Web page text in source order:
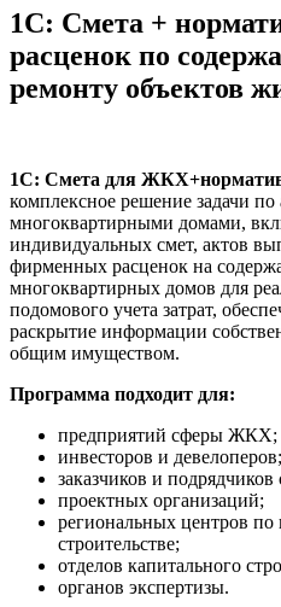
1С: Смета +
расценок по
ремонту объектов
1С: Смета для
комплексное решение задачи
многоквартирными домами,
индивидуальных смет, актов
фирменных расценок на
многоквартирных домов для
подомового учета затрат,
раскрытие информации
общим имуществом.
Программа подходит для:
предприятий сферы ЖКХ;
инвесторов и девелоперов;
заказчиков и подрядчиков
проектных организаций;
региональных центров по
строительстве;
отделов капитального
органов экспертизы.